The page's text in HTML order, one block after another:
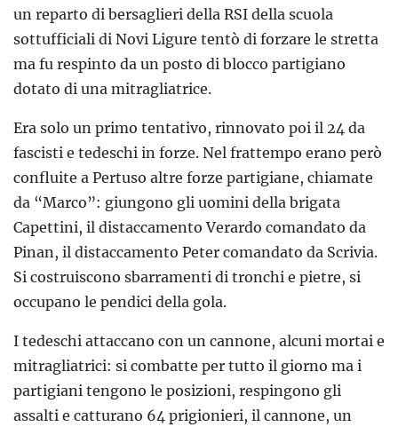
un reparto di bersaglieri della RSI della scuola
sottufficiali di Novi Ligure tentò di forzare le stretta
ma fu respinto da un posto di blocco partigiano
dotato di una mitragliatrice.
Era solo un primo tentativo, rinnovato poi il 24 da
fascisti e tedeschi in forze. Nel frattempo erano però
confluite a Pertuso altre forze partigiane, chiamate
da “Marco”: giungono gli uomini della brigata
Capettini, il distaccamento Verardo comandato da
Pinan, il distaccamento Peter comandato da Scrivia.
Si costruiscono sbarramenti di tronchi e pietre, si
occupano le pendici della gola.
I tedeschi attaccano con un cannone, alcuni mortai e
mitragliatrici: si combatte per tutto il giorno ma i
partigiani tengono le posizioni, respingono gli
assalti e catturano 64 prigionieri, il cannone, un